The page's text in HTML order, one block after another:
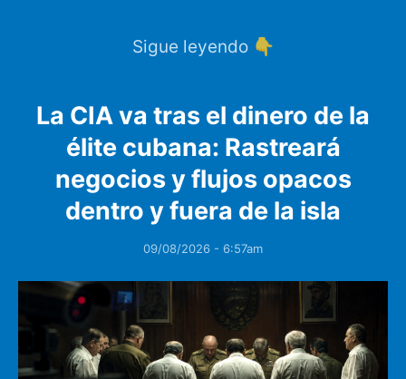
Sigue leyendo 👇